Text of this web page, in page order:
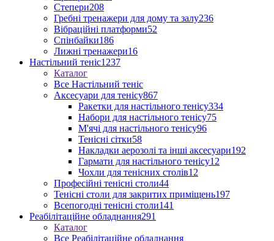
Степери208
Гребні тренажери для дому та залу236
Вібраційні платформи52
Спінбайки186
Лижні тренажери16
Настільний теніс1237
Каталог
Все Настільний теніс
Аксесуари для тенісу867
Ракетки для настільного тенісу334
Набори для настільного тенісу75
М'ячі для настільного тенісу96
Тенісні сітки58
Накладки аерозолі та інші аксесуари192
Гармати для настільного тенісу12
Чохли для тенісних столів12
Професійні тенісні столи44
Тенісні столи для закритих приміщень197
Всепогодні тенісні столи141
Реабілітаційне обладнання291
Каталог
Все Реабілітаційне обладнання